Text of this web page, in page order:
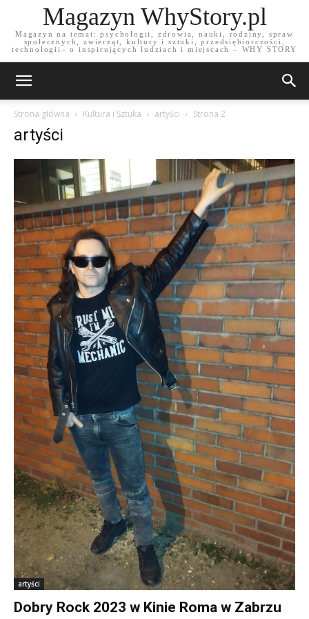
Magazyn WhyStory.pl
Magazyn na temat: psychologii, zdrowia, nauki, rodziny, spraw
społecznych, zwierząt, kultury i sztuki, przedsiębiorczości,
technologii– o inspirujących ludziach i miejscach – WHY STORY
Strona główna Kultura i Sztuka artyści Strona 2
artyści
artyści
Dobry Rock 2023 w Kinie Roma w Zabrzu